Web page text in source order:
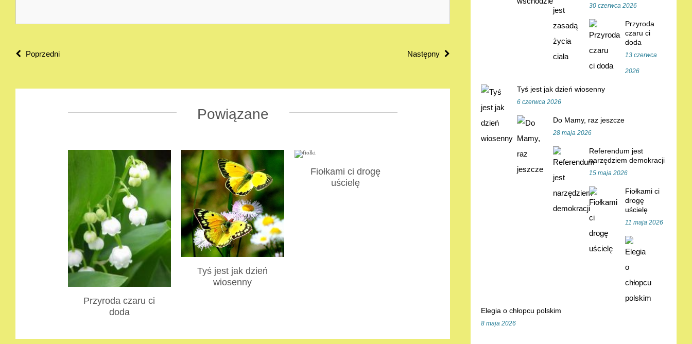
Następny
Poprzedni
Powiązane
Przyroda czaru ci
doda
Tyś jest jak dzień
wiosenny
Fiołkami ci drogę
uścielę
30 czerwca 2026
Przyroda
czaru ci
doda
13 czerwca
2026
Tyś jest jak dzień wiosenny
6 czerwca 2026
Do Mamy, raz jeszcze
28 maja 2026
Referendum jest
narzędziem demokracji
15 maja 2026
Fiołkami ci
drogę
uścielę
11 maja 2026
Elegia o chłopcu polskim
8 maja 2026